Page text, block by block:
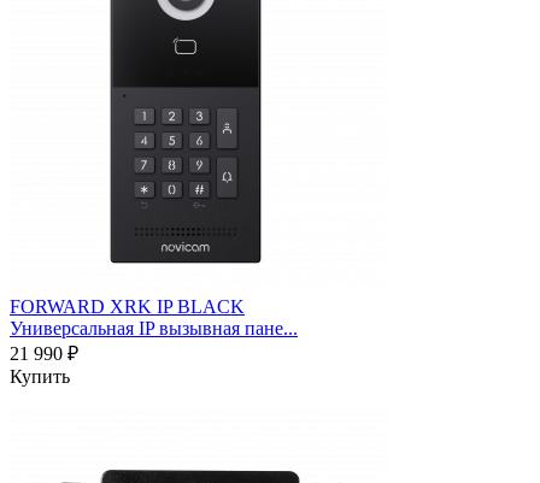
FORWARD XRK IP BLACK
Универсальная IP вызывная пане...
21 990 ₽
Купить